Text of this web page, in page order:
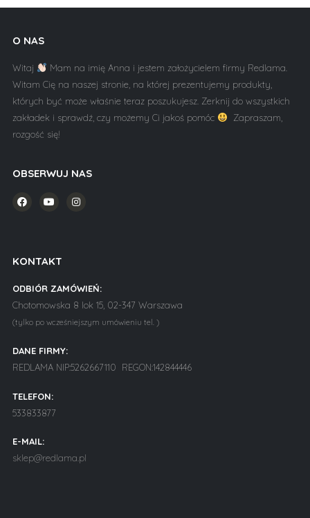
O NAS
Witaj
Mam na imię Anna i jestem założycielem firmy Redlama.
Witam Cię na naszej stronie, na której prezentujemy produkty,
których być może właśnie teraz poszukujesz. Zerknij do wszystkich
zakładek i sprawdź, czy możemy Ci jakoś pomóc
Zapraszam,
rozgość się!
OBSERWUJ NAS
KONTAKT
ODBIÓR ZAMÓWIEŃ:
Chotomowska 8 lok 15, 02-347 Warszawa
(tylko po wcześniejszym umówieniu tel. )
DANE FIRMY:
REDLAMA NIP:5262667110 REGON:142844446
TELEFON:
533833877
E-MAIL:
sklep@redlama.pl